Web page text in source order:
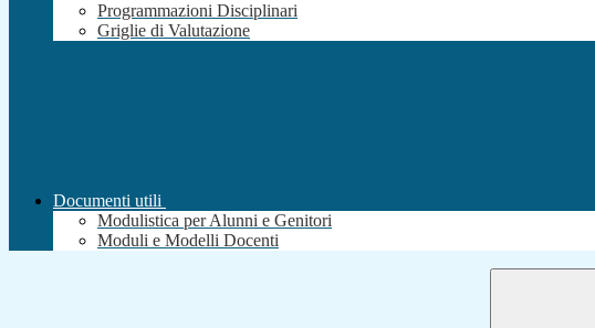
Programmazioni Disciplinari
Griglie di Valutazione
Documenti utili
Modulistica per Alunni e Genitori
Moduli e Modelli Docenti